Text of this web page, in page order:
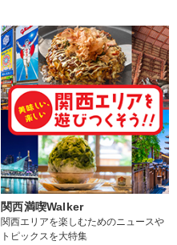
関西満喫Walker
関西エリアを楽しむためのニュースや
トピックスを大特集